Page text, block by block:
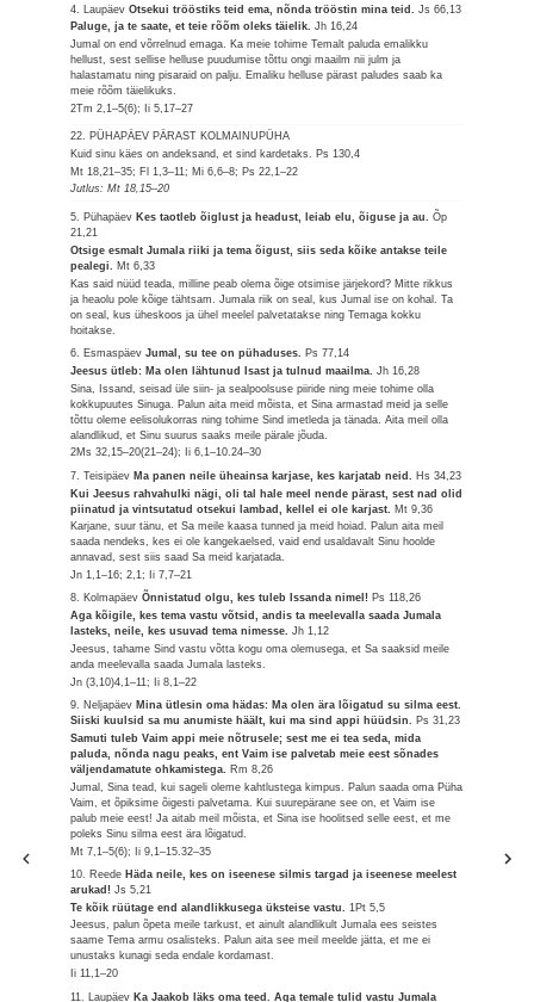
4. LaupäevOtsekui trööstiks teid ema, nõnda trööstin mina teid.Js 66,13
Paluge, ja te saate, et teie rõõm oleks täielik.Jh 16,24
Jumal on end võrrelnud emaga. Ka meie tohime Temalt paluda emalikku
hellust, sest sellise helluse puudumise tõttu ongi maailm nii julm ja
halastamatu ning pisaraid on palju. Emaliku helluse pärast paludes saab ka
meie rõõm täielikuks.
2Tm 2,1–5(6); Ii 5,17–27
22. PÜHAPÄEV PÄRAST KOLMAINUPÜHA
Kuid sinu käes on andeksand, et sind kardetaks. Ps 130,4
Mt 18,21–35; Fl 1,3–11; Mi 6,6–8; Ps 22,1–22
Jutlus: Mt 18,15–20
5. Pühapäev Kes taotleb õiglust ja headust, leiab elu, õiguse ja au.Õp
21,21
Otsige esmalt Jumala riiki ja tema õigust, siis seda kõike antakse teile
pealegi. Mt 6,33
Kas said nüüd teada, milline peab olema õige otsimise järjekord? Mitte rikkus
ja heaolu pole kõige tähtsam. Jumala riik on seal, kus Jumal ise on kohal. Ta
on seal, kus üheskoos ja ühel meelel palvetatakse ning Temaga kokku
hoitakse.
6. EsmaspäevJumal, su tee on pühaduses. Ps 77,14
Jeesus ütleb: Ma olen lähtunud Isast ja tulnud maailma.Jh 16,28
Sina, Issand, seisad üle siin- ja sealpoolsuse piiride ning meie tohime olla
kokkupuutes Sinuga. Palun aita meid mõista, et Sina armastad meid ja selle
tõttu oleme eelisolukorras ning tohime Sind imetleda ja tänada. Aita meil olla
alandlikud, et Sinu suurus saaks meile pärale jõuda.
2Ms 32,15–20(21–24); Ii 6,1–10.24–30
7. Teisipäev Ma panen neile üheainsa karjase, kes karjatab neid. Hs 34,23
Kui Jeesus rahvahulki nägi, oli tal hale meel nende pärast, sest nad olid
piinatud ja vintsutatud otsekui lambad, kellel ei ole karjast. Mt 9,36
Karjane, suur tänu, et Sa meile kaasa tunned ja meid hoiad. Palun aita meil
saada nendeks, kes ei ole kangekaelsed, vaid end usaldavalt Sinu hoolde
annavad, sest siis saad Sa meid karjatada.
Jn 1,1–16; 2,1; Ii 7,7–21
8. KolmapäevÕnnistatud olgu, kes tuleb Issanda nimel! Ps 118,26
Aga kõigile, kes tema vastu võtsid, andis ta meelevalla saada Jumala
lasteks, neile, kes usuvad tema nimesse.Jh 1,12
Jeesus, tahame Sind vastu võtta kogu oma olemusega, et Sa saaksid meile
anda meelevalla saada Jumala lasteks.
Jn (3,10)4,1–11; Ii 8,1–22
9. Neljapäev Mina ütlesin oma hädas: Ma olen ära lõigatud su silma eest.
Siiski kuulsid sa mu anumiste häält, kui ma sind appi hüüdsin. Ps 31,23
Samuti tuleb Vaim appi meie nõtrusele; sest me ei tea seda, mida
paluda, nõnda nagu peaks, ent Vaim ise palvetab meie eest sõnades
väljendamatute ohkamistega. Rm 8,26
Jumal, Sina tead, kui sageli oleme kahtlustega kimpus. Palun saada oma Püha
Vaim, et õpiksime õigesti palvetama. Kui suurepärane see on, et Vaim ise
palub meie eest! Ja aitab meil mõista, et Sina ise hoolitsed selle eest, et me
poleks Sinu silma eest ära lõigatud.
Mt 7,1–5(6); Ii 9,1–15.32–35
10. Reede Häda neile, kes on iseenese silmis targad ja iseenese meelest
arukad!Js 5,21
Te kõik rüütage end alandlikkusega üksteise vastu. 1Pt 5,5
Jeesus, palun õpeta meile tarkust, et ainult alandlikult Jumala ees seistes
saame Tema armu osalisteks. Palun aita see meil meelde jätta, et me ei
unustaks kunagi seda endale kordamast.
Ii 11,1–20
11. Laupäev Ka Jaakob läks oma teed. Aga temale tulid vastu Jumala